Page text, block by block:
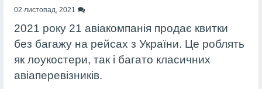
02 листопад, 2021
2021 року 21 авіакомпанія продає квитки
без багажу на рейсах з України. Це роблять
як лоукостери, так і багато класичних
авіаперевізників.